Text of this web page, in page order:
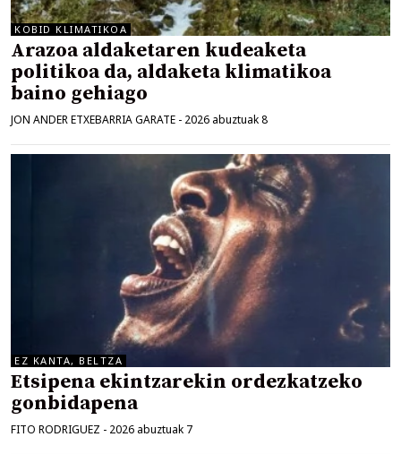
KOBID KLIMATIKOA
Arazoa aldaketaren kudeaketa
politikoa da, aldaketa klimatikoa
baino gehiago
JON ANDER ETXEBARRIA GARATE - 2026 abuztuak 8
EZ KANTA, BELTZA
Etsipena ekintzarekin ordezkatzeko
gonbidapena
FITO RODRIGUEZ - 2026 abuztuak 7